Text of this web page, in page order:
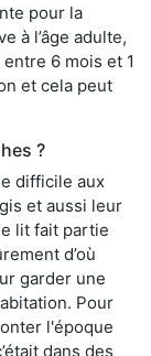
pour la
à l’âge adulte,
6 mois et 1
et cela peut
?
difficile aux
et aussi leur
lit fait partie
d’où
garder une
Pour
l'époque
dans des